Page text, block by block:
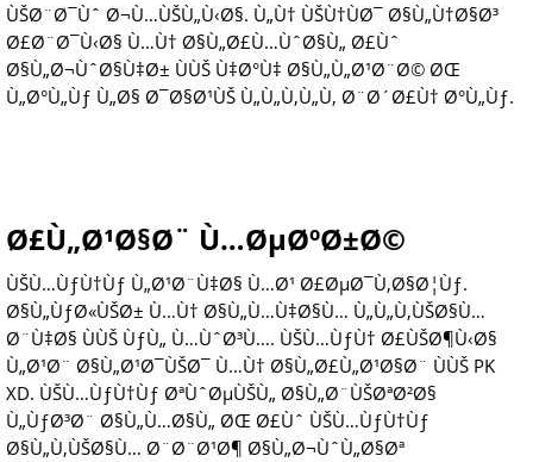
ÙŠØ¨Ø¯Ùˆ Ø¬Ù…ÙŠÙ„Ù‹Ø§. Ù„Ù† ÙŠÙ†ÙØ¯ Ø§Ù„Ù†Ø§Ø³
Ø£Ø¨Ø¯Ù‹Ø§ Ù…Ù† Ø§Ù„Ø£Ù…ÙˆØ§Ù„ Ø£Ùˆ
Ø§Ù„Ø¬ÙˆØ§Ù‡Ø± ÙÙŠ Ù‡Ø°Ù‡ Ø§Ù„Ù„Ø¹Ø¨Ø© ØŒ
Ù„Ø°Ù„Ùƒ Ù„Ø§ Ø¯Ø§Ø¹ÙŠ Ù„Ù„Ù‚Ù„Ù‚ Ø¨Ø´Ø£Ù† Ø°Ù„Ùƒ.
Ø£Ù„Ø¹Ø§Ø¨ Ù…ØµØºØ±Ø©
ÙŠÙ…ÙƒÙ†Ùƒ Ù„Ø¹Ø¨Ù‡Ø§ Ù…Ø¹ Ø£ØµØ¯Ù‚Ø§Ø¦Ùƒ.
Ø§Ù„ÙƒØ«ÙŠØ± Ù…Ù† Ø§Ù„Ù…Ù‡Ø§Ù… Ù„Ù„Ù‚ÙŠØ§Ù…
Ø¨Ù‡Ø§ ÙÙŠ ÙƒÙ„ Ù…ÙˆØ³Ù…. ÙŠÙ…ÙƒÙ† Ø£ÙŠØ¶Ù‹Ø§
Ù„Ø¹Ø¨ Ø§Ù„Ø¹Ø¯ÙŠØ¯ Ù…Ù† Ø§Ù„Ø£Ù„Ø¹Ø§Ø¨ ÙÙŠ PK
XD. ÙŠÙ…ÙƒÙ†Ùƒ ØªÙˆØµÙŠÙ„ Ø§Ù„Ø¨ÙŠØªØ²Ø§
Ù„ÙƒØ³Ø¨ Ø§Ù„Ù…Ø§Ù„ ØŒ Ø£Ùˆ ÙŠÙ…ÙƒÙ†Ùƒ
Ø§Ù„Ù‚ÙŠØ§Ù… Ø¨Ø¨Ø¹Ø¶ Ø§Ù„Ø¬ÙˆÙ„Ø§Øª